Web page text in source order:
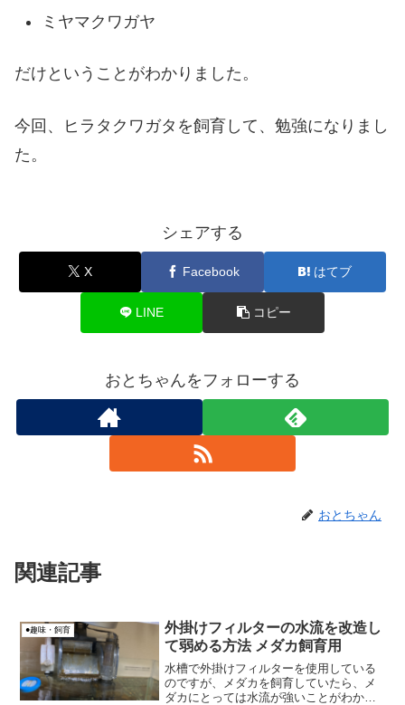
ミヤマクワガヤ
だけということがわかりました。
今回、ヒラタクワガタを飼育して、勉強になりまし
た。
シェアする
X Facebook はてブ
LINE コピー
おとちゃんをフォローする
おとちゃん
関連記事
●趣味・飼育
外掛けフィルターの水流を改造し
て弱める方法 メダカ飼育用
水槽で外掛けフィルターを使用している
のですが、メダカを飼育していたら、メ
ダカにとっては水流が強いことがわかり